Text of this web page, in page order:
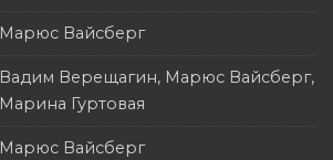
Марюс Вайсберг
Вадим Верещагин, Марюс Вайсберг,
Марина Гуртовая
Марюс Вайсберг